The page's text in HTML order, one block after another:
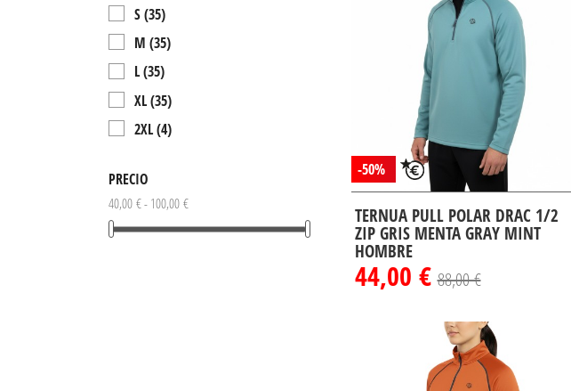
S(35)
M (35)
L(35)
XL(35)
2XL(4)
PRECIO
40,00 € - 100,00 €
-50%
TERNUA PULL POLAR DRAC 1/2
ZIP GRIS MENTA GRAY MINT
HOMBRE
44,00 €88,00 €